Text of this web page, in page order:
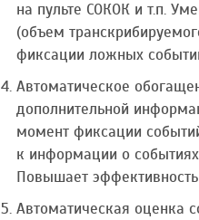
на пульте СОКОК и т.п.
(объем
фиксации ложных
Автоматическое
дополнительной
момент фиксации
к информации о
Повышает
Автоматическая оценка